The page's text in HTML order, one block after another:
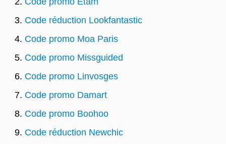
Code réduction Lookfantastic
Code promo Moa Paris
Code promo Missguided
Code promo Linvosges
Code promo Damart
Code promo Boohoo
Code réduction Newchic